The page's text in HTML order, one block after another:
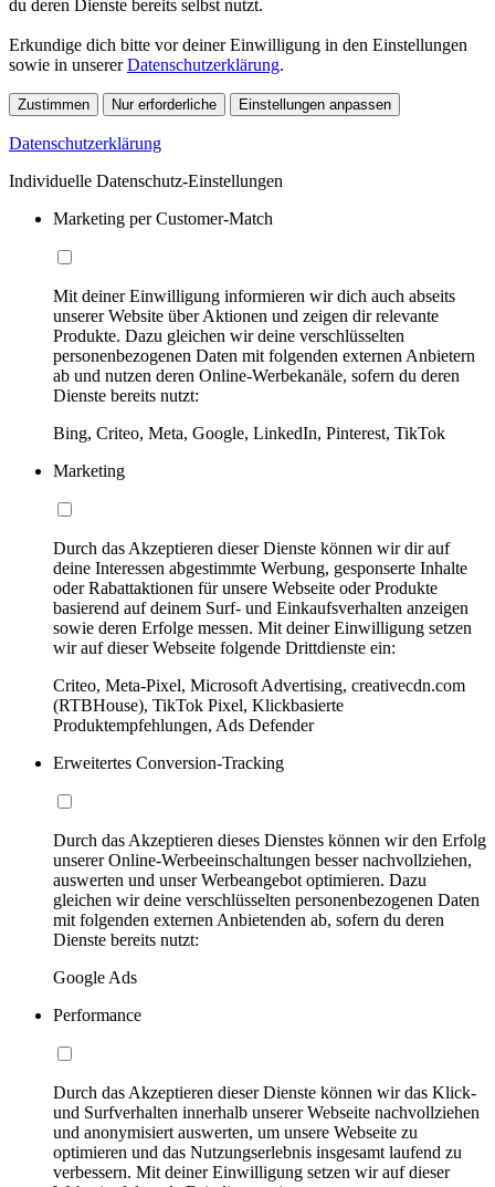
du deren Dienste bereits selbst nutzt.
Erkundige dich bitte vor deiner Einwilligung in den Einstellungen
sowie in unsererDatenschutzerklärung.
Zustimmen Nur erforderliche Einstellungen anpassen
Datenschutzerklärung
Individuelle Datenschutz-Einstellungen
Marketing per Customer-Match
Mit deiner Einwilligung informieren wir dich auch abseits
unserer Website über Aktionen und zeigen dir relevante
Produkte. Dazu gleichen wir deine verschlüsselten
personenbezogenen Daten mit folgenden externen Anbietern
ab und nutzen deren Online-Werbekanäle, sofern du deren
Dienste bereits nutzt:
Bing, Criteo, Meta, Google, LinkedIn, Pinterest, TikTok
Marketing
Durch das Akzeptieren dieser Dienste können wir dir auf
deine Interessen abgestimmte Werbung, gesponserte Inhalte
oder Rabattaktionen für unsere Webseite oder Produkte
basierend auf deinem Surf- und Einkaufsverhalten anzeigen
sowie deren Erfolge messen. Mit deiner Einwilligung setzen
wir auf dieser Webseite folgende Drittdienste ein:
Criteo, Meta-Pixel, Microsoft Advertising, creativecdn.com
(RTBHouse), TikTok Pixel, Klickbasierte
Produktempfehlungen, Ads Defender
Erweitertes Conversion-Tracking
Durch das Akzeptieren dieses Dienstes können wir den Erfolg
unserer Online-Werbeeinschaltungen besser nachvollziehen,
auswerten und unser Werbeangebot optimieren. Dazu
gleichen wir deine verschlüsselten personenbezogenen Daten
mit folgenden externen Anbietenden ab, sofern du deren
Dienste bereits nutzt:
Google Ads
Performance
Durch das Akzeptieren dieser Dienste können wir das Klick-
und Surfverhalten innerhalb unserer Webseite nachvollziehen
und anonymisiert auswerten, um unsere Webseite zu
optimieren und das Nutzungserlebnis insgesamt laufend zu
verbessern. Mit deiner Einwilligung setzen wir auf dieser